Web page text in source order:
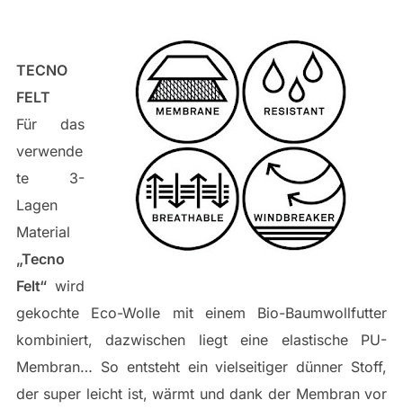
TECNO
FELT
Für das
verwende
te 3-
Lagen
Material
„Tecno
Felt“wird
gekochte Eco-Wolle mit einem Bio-Baumwollfutter
kombiniert, dazwischen liegt eine elastische PU-
Membran… So entsteht ein vielseitiger dünner Stoff,
der super leicht ist, wärmt und dank der Membran vor